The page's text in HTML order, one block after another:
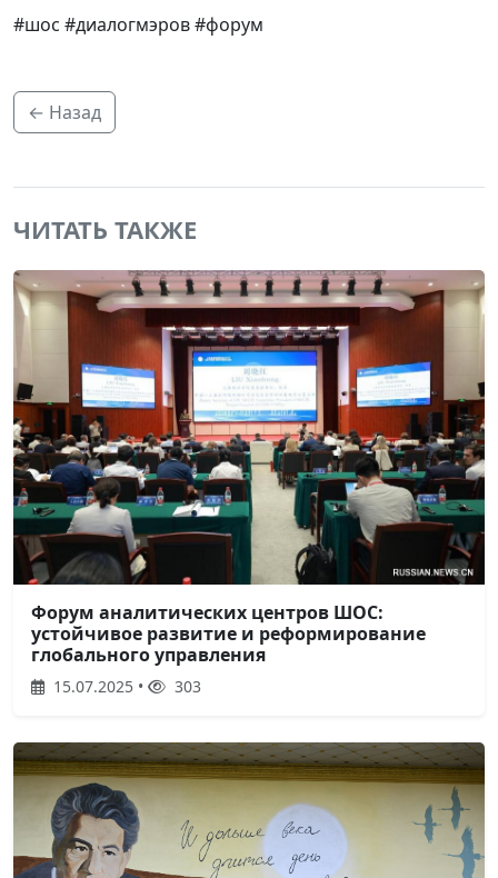
#шос #диалогмэров #форум
← Назад
ЧИТАТЬ ТАКЖЕ
Форум аналитических центров ШОС:
устойчивое развитие и реформирование
глобального управления
15.07.2025 • 303